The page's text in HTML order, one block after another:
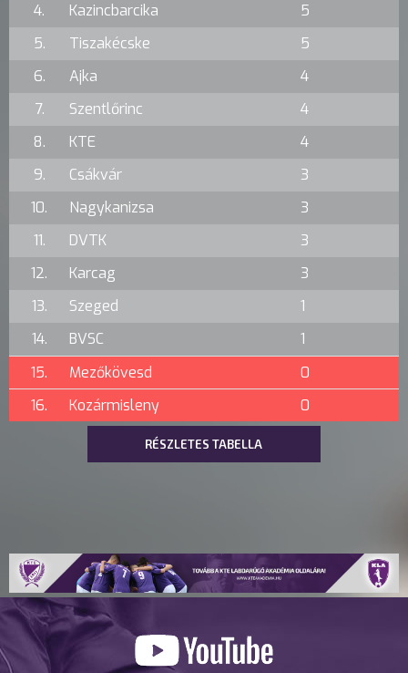
4.
Kazincbarcika
5
5.
Tiszakécske
5
6.
Ajka
4
7.
Szentlőrinc
4
8.
KTE
4
9.
Csákvár
3
10.
Nagykanizsa
3
11.
DVTK
3
12.
Karcag
3
13.
Szeged
1
14.
BVSC
1
15.
Mezőkövesd
0
16.
Kozármisleny 0
RÉSZLETES TABELLA